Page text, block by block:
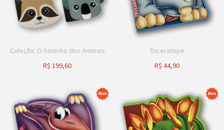
Coleção: O Soninho dos Animais
R$ 199,60
Triceratope
R$ 44,90